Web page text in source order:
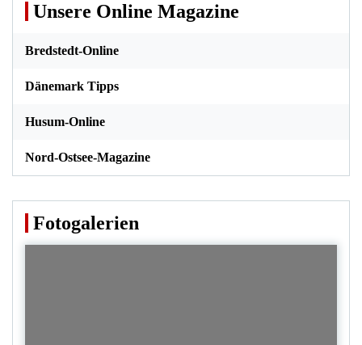
Unsere Online Magazine
Bredstedt-Online
Dänemark Tipps
Husum-Online
Nord-Ostsee-Magazine
Fotogalerien